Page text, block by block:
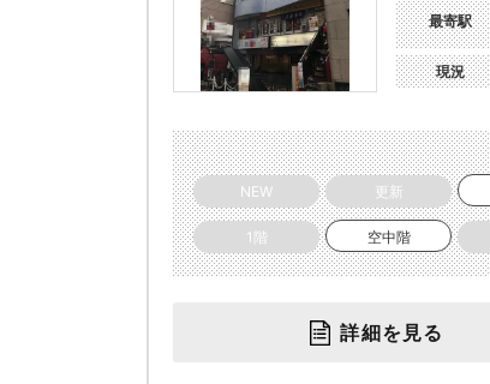
最寄駅
現況
NEW 更新
1階 空中階
詳細を見る